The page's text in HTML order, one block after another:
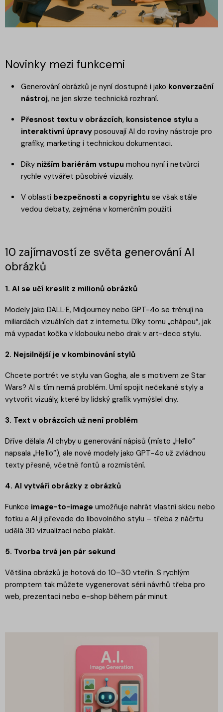
Novinky mezi funkcemi
Generování obrázků je nyní dostupné i jako konverzační
nástroj, ne jen skrze technická rozhraní.
Přesnost textu v obrázcích, konsistence stylu a
interaktivní úpravy posouvají AI do roviny nástroje pro
grafiky, marketing i technickou dokumentaci.
Díky nižším bariérám vstupu mohou nyní i netvůrci
rychle vytvářet působivé vizuály.
V oblasti bezpečnosti a copyrightu se však stále
vedou debaty, zejména v komerčním použití.
10 zajímavostí ze světa generování AI
obrázků
1. AI se učí kreslit z milionů obrázků
Modely jako DALL·E, Midjourney nebo GPT-4o se trénují na
miliardách vizuálních dat z internetu. Díky tomu „chápou“, jak
má vypadat kočka v klobouku nebo drak v art-deco stylu.
2. Nejsilnější je v kombinování stylů
Chcete portrét ve stylu van Gogha, ale s motivem ze Star
Wars? AI s tím nemá problém. Umí spojit nečekané styly a
vytvořit vizuály, které by lidský grafik vymýšlel dny.
3. Text v obrázcích už není problém
Dříve dělala AI chyby u generování nápisů (místo „Hello“
napsala „He1lo“), ale nové modely jako GPT-4o už zvládnou
texty přesně, včetně fontů a rozmístění.
4. AI vytváří obrázky z obrázků
Funkce image-to-image umožňuje nahrát vlastní skicu nebo
fotku a AI ji převede do libovolného stylu – třeba z náčrtu
udělá 3D vizualizaci nebo plakát.
5. Tvorba trvá jen pár sekund
Většina obrázků je hotová do 10–30 vteřin. S rychlým
promptem tak můžete vygenerovat sérii návrhů třeba pro
web, prezentaci nebo e-shop během pár minut.